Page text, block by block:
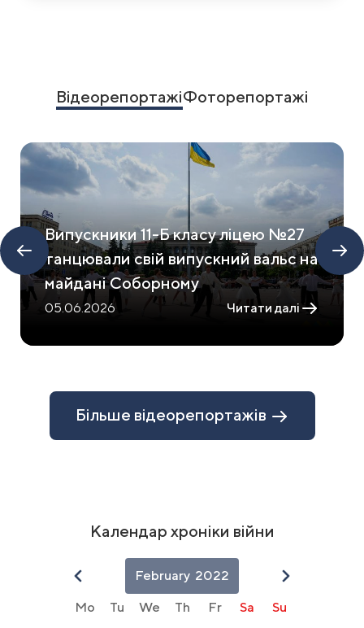
ВідеорепортажіФоторепортажі
Випускники 11-Б класу ліцею №27
танцювали свій випускний вальс на
майдані Соборному
05.06.2026 Читати далі
Більше відеорепортажів
February 2022
Mo Tu We Th Fr Sa Su
Календар хроніки війни